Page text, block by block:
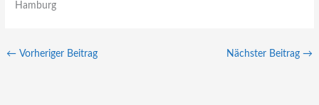
Hamburg
← Vorheriger Beitrag Nächster Beitrag →